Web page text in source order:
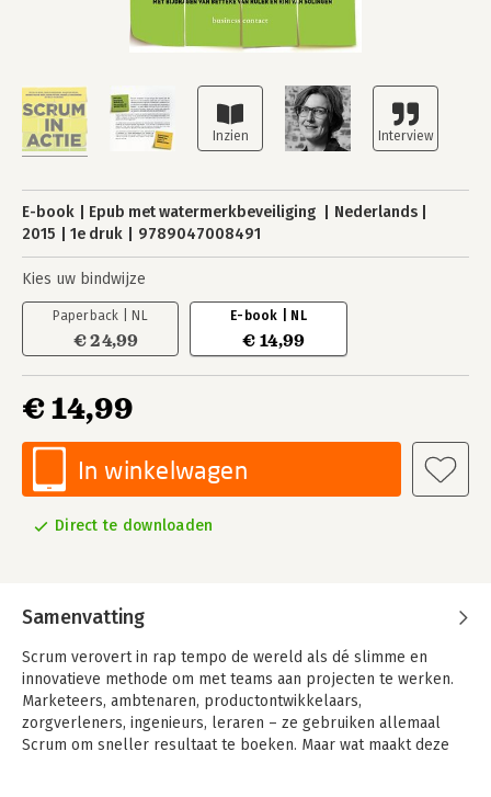
E-book Epub met watermerkbeveiliging
Nederlands
2015
1e druk 9789047008491
Kies uw bindwijze
Paperback | NL
€ 24,99
E-book | NL
€ 14,99
€ 14,99
In winkelwagen
Direct te downloaden
Samenvatting
Scrum verovert in rap tempo de wereld als dé slimme en
innovatieve methode om met teams aan projecten te werken.
Marketeers, ambtenaren, productontwikkelaars,
zorgverleners, ingenieurs, leraren – ze gebruiken allemaal
Scrum om sneller resultaat te boeken. Maar wat maakt deze